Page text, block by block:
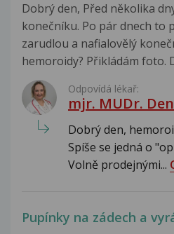
Dobrý den, Před několika
konečníku. Po pár dnech to
zarudlou a nafialovělý
hemoroidy? Přikládám foto.
Odpovídá lékař:
mjr. MUDr.
Dobrý den,
Spíše se jedná o
Volně prodejnými...
Pupínky na zádech a